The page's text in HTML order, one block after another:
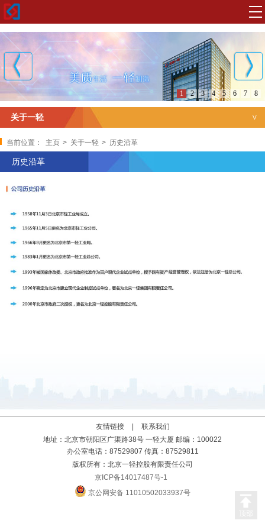
1 2 3 4 5 6 7 8
关于一轻
一轻简介
领导班子
组织机构
所属企业
当前位置： 主页 > 关于一轻 > 历史沿革
历史沿革
友情链接
联系我们
地址：北京市朝阳区广渠路38号 一轻大厦 邮编：100022
办公室电话：87529807 传真：87529811
版权所有：北京一轻控股有限责任公司
京ICP备14017487号-1
京公网安备 11010502033937号